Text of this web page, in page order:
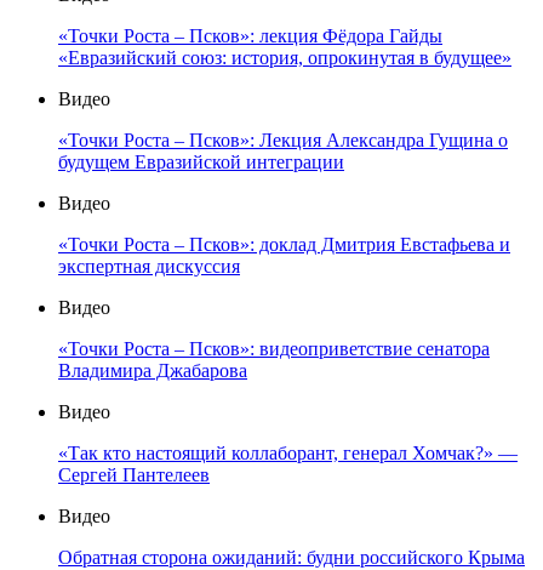
«Точки Роста – Псков»: лекция Фёдора Гайды
«Евразийский союз: история, опрокинутая в будущее»
Видео
«Точки Роста – Псков»: Лекция Александра Гущина о
будущем Евразийской интеграции
Видео
«Точки Роста – Псков»: доклад Дмитрия Евстафьева и
экспертная дискуссия
Видео
«Точки Роста – Псков»: видеоприветствие сенатора
Владимира Джабарова
Видео
«Так кто настоящий коллаборант, генерал Хомчак?» —
Сергей Пантелеев
Видео
Обратная сторона ожиданий: будни российского Крыма